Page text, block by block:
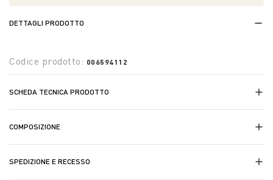
DETTAGLI PRODOTTO
Codice prodotto: 006594112
SCHEDA TECNICA PRODOTTO
COMPOSIZIONE
SPEDIZIONE E RECESSO